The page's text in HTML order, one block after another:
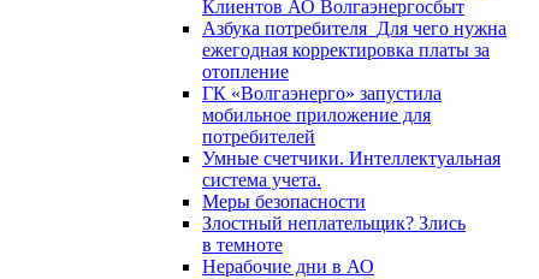
Клиентов АО Волгаэнергосбыт
Азбука потребителя_Для чего нужна
ежегодная корректировка платы за
отопление
ГК «Волгаэнерго» запустила
мобильное приложение для
потребителей
Умные счетчики. Интеллектуальная
система учета.
Меры безопасности
Злостный неплательщик? Злись
в темноте
Нерабочие дни в АО